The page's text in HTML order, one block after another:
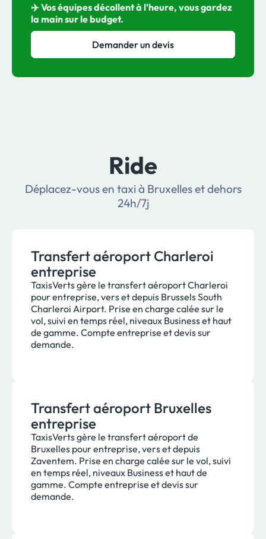
✈️ Vos équipes décollent à l'heure, vous gardez
la main sur le budget.
Demander un devis
Ride
Déplacez-vous en taxi à Bruxelles et dehors
24h/7j
Transfert aéroport Charleroi
entreprise
TaxisVerts gère le transfert aéroport Charleroi
pour entreprise, vers et depuis Brussels South
Charleroi Airport. Prise en charge calée sur le
vol, suivi en temps réel, niveaux Business et haut
de gamme. Compte entreprise et devis sur
demande.
Transfert aéroport Bruxelles
entreprise
TaxisVerts gère le transfert aéroport de
Bruxelles pour entreprise, vers et depuis
Zaventem. Prise en charge calée sur le vol, suivi
en temps réel, niveaux Business et haut de
gamme. Compte entreprise et devis sur
demande.